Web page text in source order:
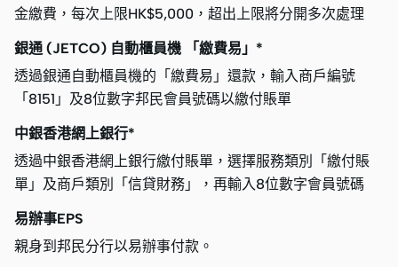
金繳費，每次上限HK$5,000，超出上限將分開多次處理
銀通 (JETCO) 自動櫃員機 「繳費易」*
透過銀通自動櫃員機的「繳費易」還款，輸入商戶編號
「8151」及8位數字邦民會員號碼以繳付賬單
中銀香港網上銀行*
透過中銀香港網上銀行繳付賬單，選擇服務類別「繳付賬
單」及商戶類別「信貸財務」，再輸入8位數字會員號碼
易辦事EPS
親身到邦民分行以易辦事付款。